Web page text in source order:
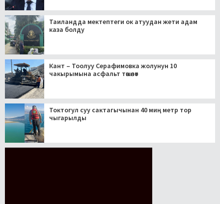
Таиландда мектептеги ок атуудан жети адам
каза болду
Кант – Тоолуу Серафимовка жолунун 10
чакырымына асфальт төшөлөт
Токтогул суу сактагычынан 40 миң метр тор
чыгарылды